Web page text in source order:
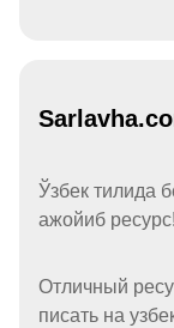
Ўзбек тилида
ажойиб ресурс!
Отличный
писать на